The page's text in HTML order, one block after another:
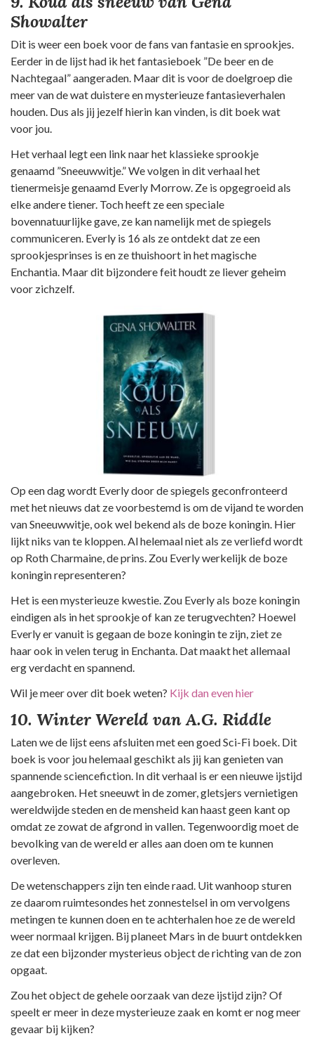
Showalter
Dit is weer een boek voor de fans van fantasie en sprookjes.
Eerder in de lijst had ik het fantasieboek ”De beer en de
Nachtegaal” aangeraden. Maar dit is voor de doelgroep die
meer van de wat duistere en mysterieuze fantasieverhalen
houden. Dus als jij jezelf hierin kan vinden, is dit boek wat
voor jou.
Het verhaal legt een link naar het klassieke sprookje
genaamd ”Sneeuwwitje.” We volgen in dit verhaal het
tienermeisje genaamd Everly Morrow. Ze is opgegroeid als
elke andere tiener. Toch heeft ze een speciale
bovennatuurlijke gave, ze kan namelijk met de spiegels
communiceren. Everly is 16 als ze ontdekt dat ze een
sprookjesprinses is en ze thuishoort in het magische
Enchantia. Maar dit bijzondere feit houdt ze liever geheim
voor zichzelf.
Op een dag wordt Everly door de spiegels geconfronteerd
met het nieuws dat ze voorbestemd is om de vijand te worden
van Sneeuwwitje, ook wel bekend als de boze koningin. Hier
lijkt niks van te kloppen. Al helemaal niet als ze verliefd wordt
op Roth Charmaine, de prins. Zou Everly werkelijk de boze
koningin representeren?
Het is een mysterieuze kwestie. Zou Everly als boze koningin
eindigen als in het sprookje of kan ze terugvechten? Hoewel
Everly er vanuit is gegaan de boze koningin te zijn, ziet ze
haar ook in velen terug in Enchanta. Dat maakt het allemaal
erg verdacht en spannend.
Wil je meer over dit boek weten? Kijk dan even hier
10. Winter Wereld van A.G. Riddle
Laten we de lijst eens afsluiten met een goed Sci-Fi boek. Dit
boek is voor jou helemaal geschikt als jij kan genieten van
spannende sciencefiction. In dit verhaal is er een nieuwe ijstijd
aangebroken. Het sneeuwt in de zomer, gletsjers vernietigen
wereldwijde steden en de mensheid kan haast geen kant op
omdat ze zowat de afgrond in vallen. Tegenwoordig moet de
bevolking van de wereld er alles aan doen om te kunnen
overleven.
De wetenschappers zijn ten einde raad. Uit wanhoop sturen
ze daarom ruimtesondes het zonnestelsel in om vervolgens
metingen te kunnen doen en te achterhalen hoe ze de wereld
weer normaal krijgen. Bij planeet Mars in de buurt ontdekken
ze dat een bijzonder mysterieus object de richting van de zon
opgaat.
Zou het object de gehele oorzaak van deze ijstijd zijn? Of
speelt er meer in deze mysterieuze zaak en komt er nog meer
gevaar bij kijken?